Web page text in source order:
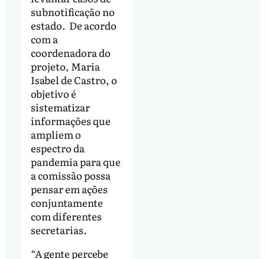
subnotificação no
estado. De acordo
com a
coordenadora do
projeto, Maria
Isabel de Castro, o
objetivo é
sistematizar
informações que
ampliem o
espectro da
pandemia para que
a comissão possa
pensar em ações
conjuntamente
com diferentes
secretarias.
“A gente percebe